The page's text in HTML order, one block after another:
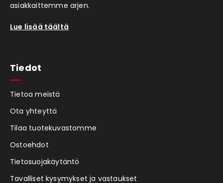
asiakkaittemme arjen.
Lue lisää täältä
Tiedot
Tietoa meistä
Ota yhteyttä
Tilaa tuotekuvastomme
Ostoehdot
Tietosuojakäytäntö
Tavalliset kysymykset ja vastaukset